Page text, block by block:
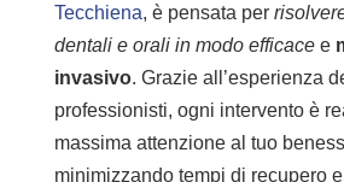
Tecchiena, è pensata per
dentali e orali in modo efficacee
invasivo. Grazie all’esperienza
professionisti, ogni intervento è
massima attenzione al tuo
minimizzando tempi di recupero